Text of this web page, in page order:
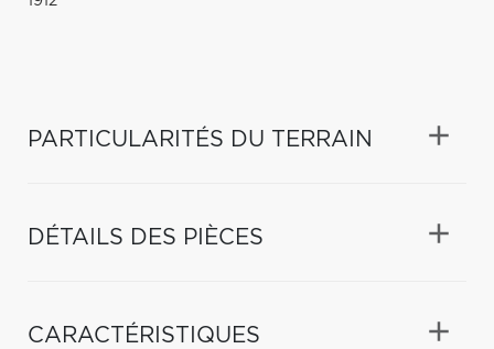
PARTICULARITÉS DU TERRAIN
DÉTAILS DES PIÈCES
CARACTÉRISTIQUES